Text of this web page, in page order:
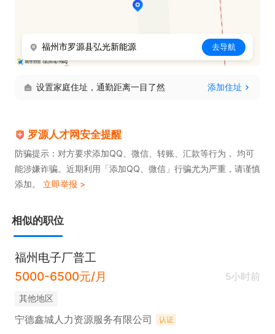
福州市罗源县弘光新能源 去导航
设置家庭住址，通勤距离一目了然 添加住址
罗源人才网安全提醒
防骗提示：对方要求添加QQ、微信、转账、汇款等行为， 均可
能涉嫌诈骗。近期利用「添加QQ、微信」行骗尤为严重，请谨慎
添加。 立即举报 >
相似的职位
福州电子厂普工
5000-6500元/月
5小时前
其他地区
宁德鑫城人力资源服务有限公司 认证